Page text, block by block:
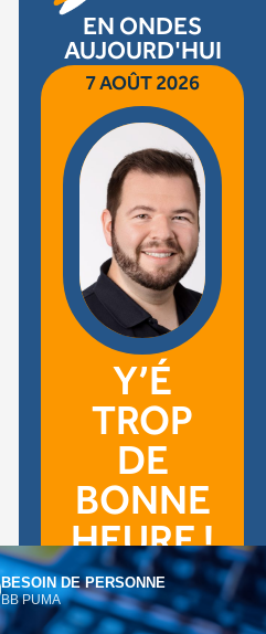
BESOIN DE PERSONNE
BB PUMA